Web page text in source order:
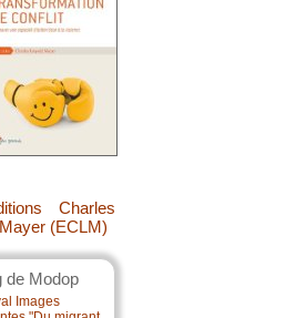
Charles
(ECLM)
de Modop
Images